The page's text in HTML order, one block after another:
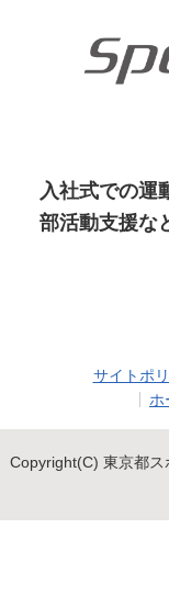
入社式での運
部活動支援な
サイトポ
ホ
Copyright(C) 東京都